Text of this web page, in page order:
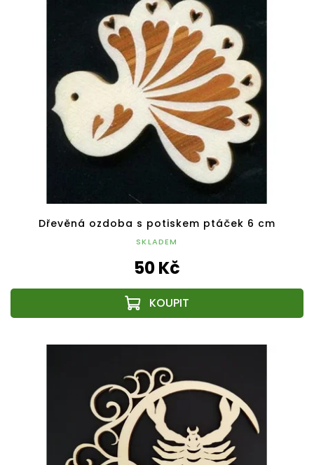
Dřevěná ozdoba s potiskem ptáček 6 cm
SKLADEM
50 Kč